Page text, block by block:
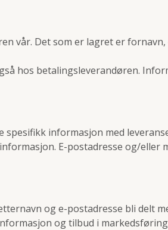
vår. Det som er lagret er
hos betalingsleverandøren.
informasjon med
E-postadresse og/eller
og e-postadresse bli delt
og tilbud i